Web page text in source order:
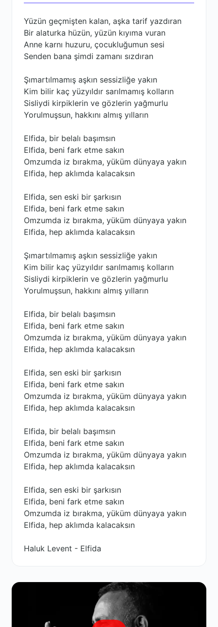
Yüzün geçmişten kalan, aşka tarif yazdıran
Bir alaturka hüzün, yüzün kıyıma vuran
Anne karnı huzuru, çocukluğumun sesi
Senden bana şimdi zamanı sızdıran
Şımartılmamış aşkın sessizliğe yakın
Kim bilir kaç yüzyıldır sarılmamış kolların
Sisliydi kirpiklerin ve gözlerin yağmurlu
Yorulmuşsun, hakkını almış yılların
Elfida, bir belalı başımsın
Elfida, beni fark etme sakın
Omzumda iz bırakma, yüküm dünyaya yakın
Elfida, hep aklımda kalacaksın
Elfida, sen eski bir şarkısın
Elfida, beni fark etme sakın
Omzumda iz bırakma, yüküm dünyaya yakın
Elfida, hep aklımda kalacaksın
Şımartılmamış aşkın sessizliğe yakın
Kim bilir kaç yüzyıldır sarılmamış kolların
Sisliydi kirpiklerin ve gözlerin yağmurlu
Yorulmuşsun, hakkını almış yılların
Elfida, bir belalı başımsın
Elfida, beni fark etme sakın
Omzumda iz bırakma, yüküm dünyaya yakın
Elfida, hep aklımda kalacaksın
Elfida, sen eski bir şarkısın
Elfida, beni fark etme sakın
Omzumda iz bırakma, yüküm dünyaya yakın
Elfida, hep aklımda kalacaksın
Elfida, bir belalı başımsın
Elfida, beni fark etme sakın
Omzumda iz bırakma, yüküm dünyaya yakın
Elfida, hep aklımda kalacaksın
Elfida, sen eski bir şarkısın
Elfida, beni fark etme sakın
Omzumda iz bırakma, yüküm dünyaya yakın
Elfida, hep aklımda kalacaksın
Haluk Levent - Elfida